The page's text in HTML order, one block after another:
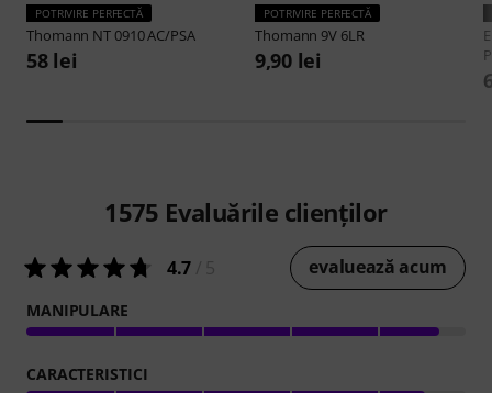
POTRIVIRE PERFECTĂ
Thomann NT 0910 AC/PSA
58 lei
POTRIVIRE PERFECTĂ
Thomann 9V 6LR
9,90 lei
1575 Evaluările clienților
4.7 evaluează acum
MANIPULARE
CARACTERISTICI